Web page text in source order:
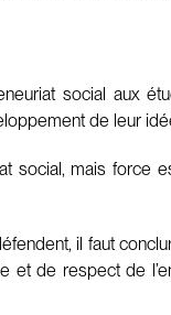
social aux
de leur
social, mais force
il faut
et de respect de